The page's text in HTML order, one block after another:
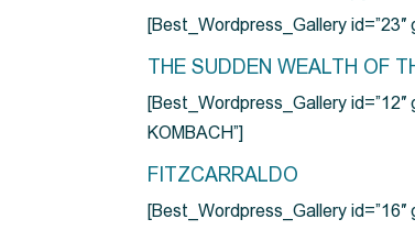
[Best_Wordpress_Gallery
THE SUDDEN WEALTH OF
[Best_Wordpress_Gallery
KOMBACH”]
FITZCARRALDO
[Best_Wordpress_Gallery